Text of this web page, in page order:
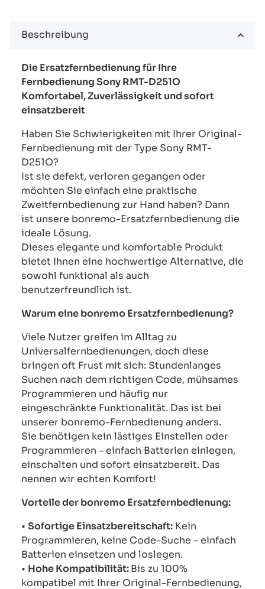
Beschreibung
Die Ersatzfernbedienung für Ihre
Fernbedienung Sony RMT-D251O
Komfortabel, Zuverlässigkeit und sofort
einsatzbereit
Haben Sie Schwierigkeiten mit Ihrer Original-
Fernbedienung mit der Type Sony RMT-
D251O?
Ist sie defekt, verloren gegangen oder
möchten Sie einfach eine praktische
Zweitfernbedienung zur Hand haben? Dann
ist unsere bonremo-Ersatzfernbedienung die
ideale Lösung.
Dieses elegante und komfortable Produkt
bietet Ihnen eine hochwertige Alternative, die
sowohl funktional als auch
benutzerfreundlich ist.
Warum eine bonremo Ersatzfernbedienung?
Viele Nutzer greifen im Alltag zu
Universalfernbedienungen, doch diese
bringen oft Frust mit sich: Stundenlanges
Suchen nach dem richtigen Code, mühsames
Programmieren und häufig nur
eingeschränkte Funktionalität. Das ist bei
unserer bonremo-Fernbedienung anders.
Sie benötigen kein lästiges Einstellen oder
Programmieren – einfach Batterien einlegen,
einschalten und sofort einsatzbereit. Das
nennen wir echten Komfort!
Vorteile der bonremo Ersatzfernbedienung:
• Sofortige Einsatzbereitschaft: Kein
Programmieren, keine Code-Suche – einfach
Batterien einsetzen und loslegen.
• Hohe Kompatibilität:Bis zu 100%
kompatibel mit Ihrer Original-Fernbedienung,